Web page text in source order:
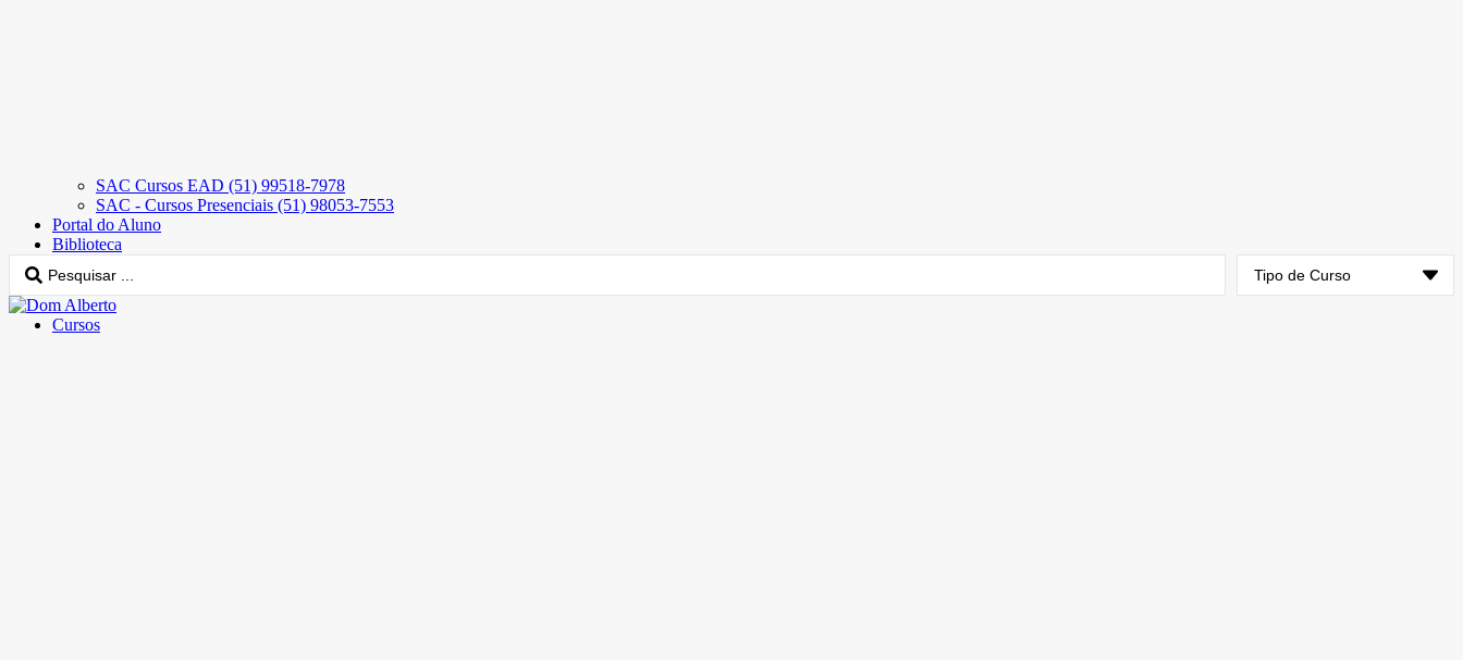
SAC Cursos EAD (51) 99518-7978
SAC - Cursos Presenciais (51) 98053-7553
Portal do Aluno
Biblioteca
Cursos